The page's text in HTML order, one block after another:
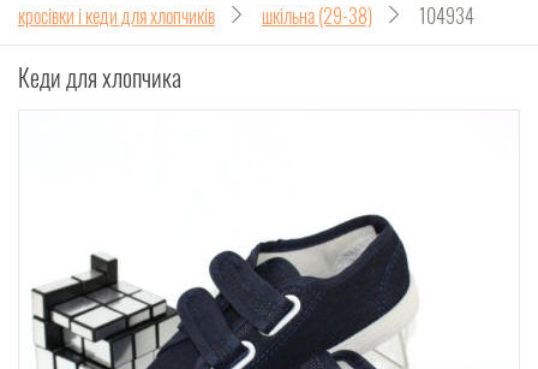
кросівки і кеди для хлопчиків
шкільна (29-38) 104934
Кеди для хлопчика